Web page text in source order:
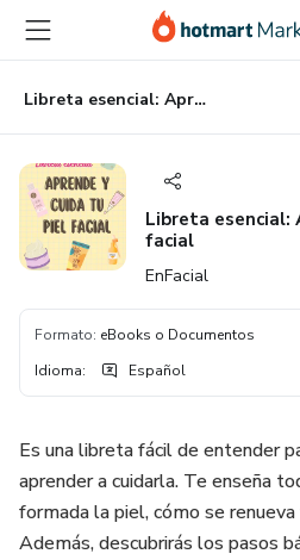
principal
página
de
página
Libreta esencial: Aprende y cuida tu piel facial
Libreta esencial:
facial
EnFacial
Formato: eBooks o Documentos
Idioma: Español
Es una libreta fácil de entender
aprender a cuidarla. Te enseña
formada la piel, cómo se
Además, descubrirás los pasos